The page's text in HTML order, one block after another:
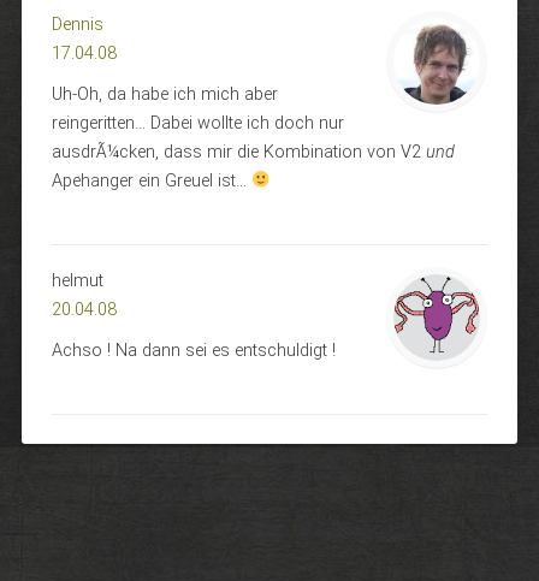
Dennis
17.04.08
Uh-Oh, da habe ich mich aber
reingeritten… Dabei wollte ich doch nur
ausdrÃ¼cken, dass mir die Kombination von V2 und
Apehanger ein Greuel ist…
helmut
20.04.08
Achso ! Na dann sei es entschuldigt !